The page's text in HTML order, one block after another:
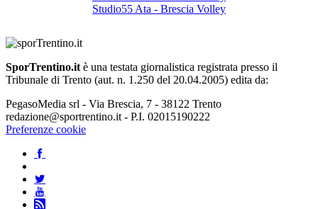
Studio55 Ata - Brescia Volley
SporTrentino.it è una testata giornalistica registrata presso il
Tribunale di Trento (aut. n. 1.250 del 20.04.2005) edita da:
PegasoMedia srl - Via Brescia, 7 - 38122 Trento
redazione@sportrentino.it - P.I. 02015190222
Preferenze cookie